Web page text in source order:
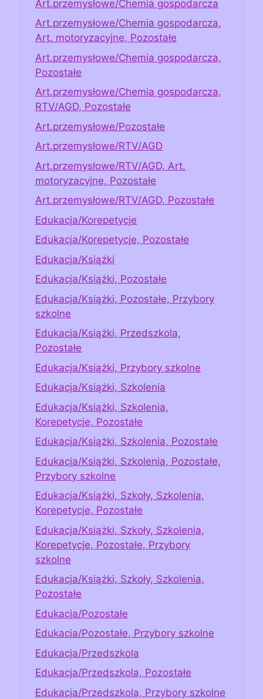
Art.przemysłowe/Chemia gospodarcza
Art.przemysłowe/Chemia gospodarcza,
Art. motoryzacyjne, Pozostałe
Art.przemysłowe/Chemia gospodarcza,
Pozostałe
Art.przemysłowe/Chemia gospodarcza,
RTV/AGD, Pozostałe
Art.przemysłowe/Pozostałe
Art.przemysłowe/RTV/AGD
Art.przemysłowe/RTV/AGD, Art.
motoryzacyjne, Pozostałe
Art.przemysłowe/RTV/AGD, Pozostałe
Edukacja/Korepetycje
Edukacja/Korepetycje, Pozostałe
Edukacja/Książki
Edukacja/Książki, Pozostałe
Edukacja/Książki, Pozostałe, Przybory
szkolne
Edukacja/Książki, Przedszkola,
Pozostałe
Edukacja/Książki, Przybory szkolne
Edukacja/Książki, Szkolenia
Edukacja/Książki, Szkolenia,
Korepetycje, Pozostałe
Edukacja/Książki, Szkolenia, Pozostałe
Edukacja/Książki, Szkolenia, Pozostałe,
Przybory szkolne
Edukacja/Książki, Szkoły, Szkolenia,
Korepetycje, Pozostałe
Edukacja/Książki, Szkoły, Szkolenia,
Korepetycje, Pozostałe, Przybory
szkolne
Edukacja/Książki, Szkoły, Szkolenia,
Pozostałe
Edukacja/Pozostałe
Edukacja/Pozostałe, Przybory szkolne
Edukacja/Przedszkola
Edukacja/Przedszkola, Pozostałe
Edukacja/Przedszkola, Przybory szkolne